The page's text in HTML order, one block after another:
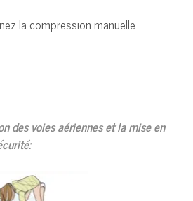
la compression manuelle.
des voies aériennes et la mise en